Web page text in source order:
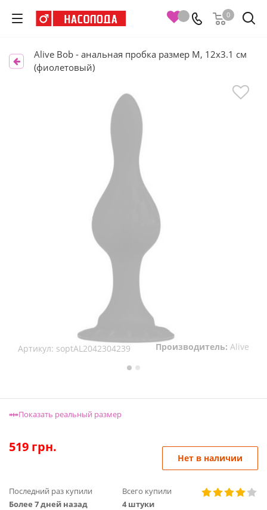
0
Alive Bob - анальная пробка размер M, 12х3.1 см
(фиолетовый)
Артикул: soptAL2042304239 Производитель: Alive
Показать реальный размер
519 грн.
Нет в наличии
Последний раз купили
Более 7 дней назад
Всего купили
4 штуки